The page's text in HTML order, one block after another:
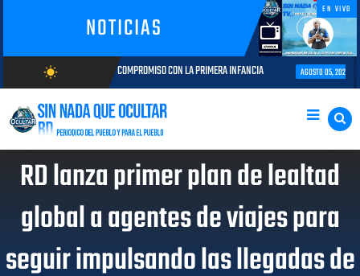
NOTICIAS
EN VIVO
wb_sunny
AGOSTO/9/2026
Y COMPROMISO CON LA PRIMERA INFANCIA AGOSTO 05, 2026 Autoridades del
RD lanza primer plan de lealtad
global a agentes de viajes para
seguir impulsando las llegadas de